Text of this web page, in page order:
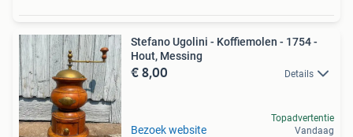
Stefano Ugolini - Koffiemolen - 1754 -
Hout, Messing
€ 8,00 Details
Bezoek website
Topadvertentie
Vandaag